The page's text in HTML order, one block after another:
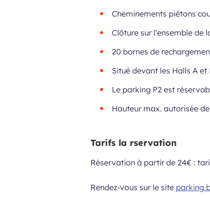
Cheminements piétons
Clôture sur l'ensemble de
20 bornes de
Situé devant les Halls A
Le parking P2 est
Hauteur max. autorisée
Tarifs la rservation
Réservation à partir de 24€ :
Rendez-vous sur le site